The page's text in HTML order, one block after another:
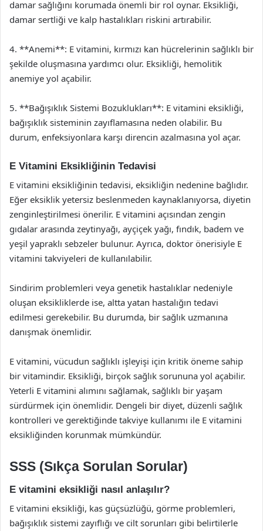
damar sağlığını korumada önemli bir rol oynar. Eksikliği,
damar sertliği ve kalp hastalıkları riskini artırabilir.
4. **Anemi**: E vitamini, kırmızı kan hücrelerinin sağlıklı bir
şekilde oluşmasına yardımcı olur. Eksikliği, hemolitik
anemiye yol açabilir.
5. **Bağışıklık Sistemi Bozuklukları**: E vitamini eksikliği,
bağışıklık sisteminin zayıflamasına neden olabilir. Bu
durum, enfeksiyonlara karşı direncin azalmasına yol açar.
E Vitamini Eksikliğinin Tedavisi
E vitamini eksikliğinin tedavisi, eksikliğin nedenine bağlıdır.
Eğer eksiklik yetersiz beslenmeden kaynaklanıyorsa, diyetin
zenginleştirilmesi önerilir. E vitamini açısından zengin
gıdalar arasında zeytinyağı, ayçiçek yağı, fındık, badem ve
yeşil yapraklı sebzeler bulunur. Ayrıca, doktor önerisiyle E
vitamini takviyeleri de kullanılabilir.
Sindirim problemleri veya genetik hastalıklar nedeniyle
oluşan eksikliklerde ise, altta yatan hastalığın tedavi
edilmesi gerekebilir. Bu durumda, bir sağlık uzmanına
danışmak önemlidir.
E vitamini, vücudun sağlıklı işleyişi için kritik öneme sahip
bir vitamindir. Eksikliği, birçok sağlık sorununa yol açabilir.
Yeterli E vitamini alımını sağlamak, sağlıklı bir yaşam
sürdürmek için önemlidir. Dengeli bir diyet, düzenli sağlık
kontrolleri ve gerektiğinde takviye kullanımı ile E vitamini
eksikliğinden korunmak mümkündür.
SSS (Sıkça Sorulan Sorular)
E vitamini eksikliği nasıl anlaşılır?
E vitamini eksikliği, kas güçsüzlüğü, görme problemleri,
bağışıklık sistemi zayıflığı ve cilt sorunları gibi belirtilerle